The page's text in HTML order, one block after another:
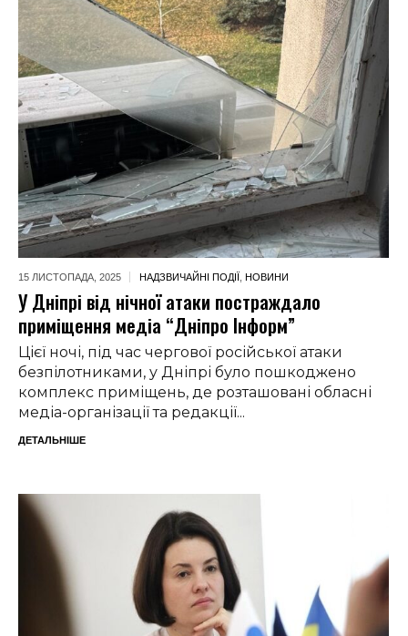
15 ЛИСТОПАДА, 2025 НАДЗВИЧАЙНІ ПОДІЇ НОВИНИ
У Дніпрі від нічної атаки постраждало
приміщення медіа “Дніпро Інформ”
Цієї ночі, під час чергової російської атаки
безпілотниками, у Дніпрі було пошкоджено
комплекс приміщень, де розташовані обласні
медіа-організації та редакції...
ДЕТАЛЬНІШЕ